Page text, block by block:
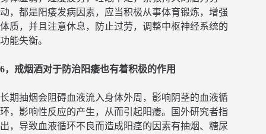
动，都是阳痿发病因素，应当积极从事体育锻炼，增强
体质，并且注意休息，防止过劳，调整中枢神经系统的
功能失衡。
6，戒烟酒对于防治阳痿也有着积极的作用
长期抽烟会阻碍血液流入身体外周，影响阴茎的血液循
环，影响性反应的产生，从而引起阳痿。国外研究者指
出，导致血液循环不良而造成阳痉的因素有抽烟、糖尿